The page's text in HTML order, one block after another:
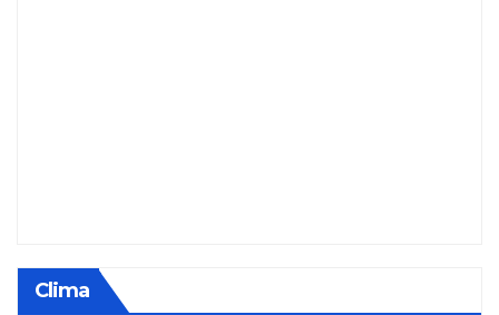
Clima